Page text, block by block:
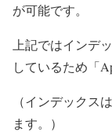
が可能です。
上記ではインデ
しているため「
（インデックス
ます。）